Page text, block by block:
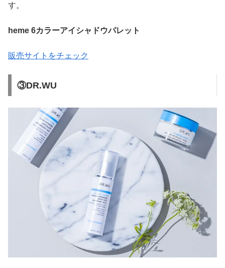
す。
heme 6カラーアイシャドウパレット
販売サイトをチェック
③DR.WU